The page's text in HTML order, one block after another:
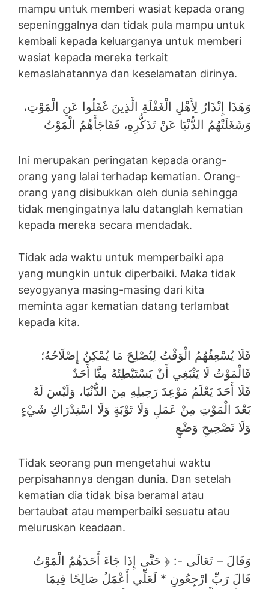
mampu untuk memberi wasiat kepada orang
sepeninggalnya dan tidak pula mampu untuk
kembali kepada keluarganya untuk memberi
wasiat kepada mereka terkait
kemaslahatannya dan keselamatan dirinya.
وَهَذَا إِنْذَارٌ لِأَهْلِ الْغَفْلَةِ الَّذِينَ غَفَلُوا عَنِ الْمَوْتِ،
وَشَغَلَتْهُمُ الدُّنْيَا عَنْ تَذَكُّرِهِ، فَفَاجَأَهُمُ الْمَوْتُ
Ini merupakan peringatan kepada orang-
orang yang lalai terhadap kematian. Orang-
orang yang disibukkan oleh dunia sehingga
tidak mengingatnya lalu datanglah kematian
kepada mereka secara mendadak.
Tidak ada waktu untuk memperbaiki apa
yang mungkin untuk diperbaiki. Maka tidak
seyogyanya masing-masing dari kita
meminta agar kematian datang terlambat
kepada kita.
فَلَا يُسْعِفُهُمُ الْوَقْتُ لِيُصْلِحَ مَا يُمْكِنُ إِصْلَاحُهُ؛
فَالْمَوْتُ لَا يَنْبَغِي أَنْ يَسْتَبْطِئَهُ مِنَّا أَحَدٌ
فَلَا أَحَدَ يَعْلَمُ مَوْعِدَ رَحِيلِهِ مِنَ الدُّنْيَا، وَلَيْسَ لَهُ
بَعْدَ الْمَوْتِ مِنْ عَمَلٍ وَلَا تَوْبَةٍ وَلَا اسْتِدْرَاكِ شَيْءٍ
وَلَا تَصْحِيحِ وَضْعٍ
Tidak seorang pun mengetahui waktu
perpisahannya dengan dunia. Dan setelah
kematian dia tidak bisa beramal atau
bertaubat atau memperbaiki sesuatu atau
meluruskan keadaan.
وَقَالَ – تَعَالَى -: ﴿ حَتَّى إِذَا جَاءَ أَحَدَهُمُ الْمَوْتُ
قَالَ رَبِّ ارْجِعُونِ * لَعَلِّي أَعْمَلُ صَالِحًا فِيمَا